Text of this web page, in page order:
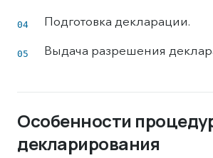
Подготовка декларации.
Выдача разрешения
Особенности
декларирования